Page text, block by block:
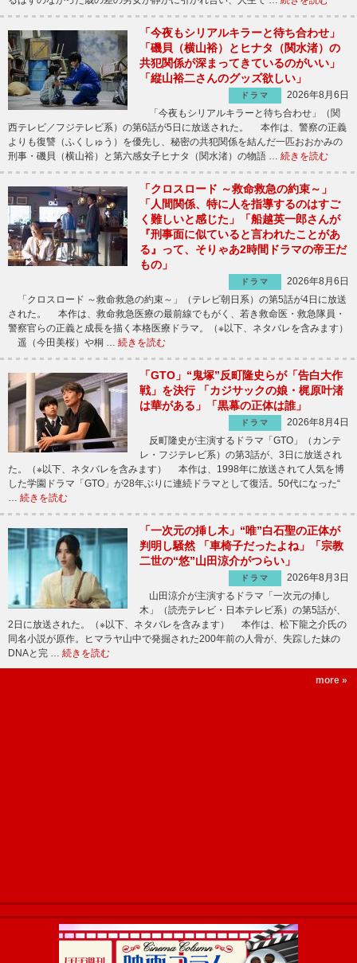
「今夜もシリアルキラーと待ち合わせ」
「磯貝（横山裕）とヒナタ（関水渚）の
共犯関係が深まってきているのがいい」
「縦山裕二さんのグッズ欲しい」
ドラマ
2026年8月6日
「今夜もシリアルキラーと待ち合わせ」（関
西テレビ／フジテレビ系）の第6話が5日に放送された。 本作は、警察の正義
よりも復讐（ふくしゅう）を優先し、秘密の共犯関係を結んだ一匹おおかみの
刑事・磯貝（横山裕）と第六感女子ヒナタ（関水渚）の物語 … 続きを読む
「クロスロード ～救命救急の約束～」
「人間関係、特に人を指導するのはすご
く難しいと感じた」「船越英一郎さんが
『刑事面に似ていると言われたことがあ
る』って、そりゃあ2時間ドラマの帝王だ
もの」
ドラマ
2026年8月6日
「クロスロード ～救命救急の約束～」（テレビ朝日系）の第5話が4日に放送
された。 本作は、救命救急医療の最前線でもがく、若き救命医・救急隊員・
警察官らの正義と成長を描く本格医療ドラマ。（※以下、ネタバレを含みます）
遥（今田美桜）や桐 … 続きを読む
「GTO」“鬼塚”反町隆史らが「告白大作
戦」を決行 「カジサックの娘・梶原叶渚
は華がある」「黒幕の正体は誰」
ドラマ
2026年8月4日
反町隆史が主演するドラマ「GTO」（カンテ
レ・フジテレビ系）の第3話が、3日に放送され
た。（※以下、ネタバレを含みます） 本作は、1998年に放送されて人気を博
した学園ドラマ「GTO」が28年ぶりに連続ドラマとして復活。50代になった“
… 続きを読む
「一次元の挿し木」“唯”白石聖の正体が
判明し騒然 「車椅子だったよね」「宗教
二世の“悠”山田涼介がつらい」
ドラマ
2026年8月3日
山田涼介が主演するドラマ「一次元の挿し
木」（読売テレビ・日本テレビ系）の第5話が、
2日に放送された。（※以下、ネタバレを含みます） 本作は、松下龍之介氏の
同名小説が原作。ヒマラヤ山中で発掘された200年前の人骨が、失踪した妹の
DNAと完 … 続きを読む
more »